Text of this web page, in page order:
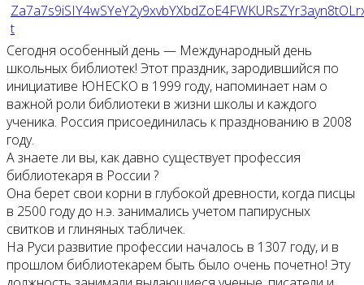
Сегодня особенный день — Международный день
школьных библиотек! Этот праздник, зародившийся по
инициативе ЮНЕСКО в 1999 году, напоминает нам о
важной роли библиотеки в жизни школы и каждого
ученика. Россия присоединилась к празднованию в 2008
году.
А знаете ли вы, как давно существует профессия
библиотекаря в России ?
Она берет свои корни в глубокой древности, когда писцы
в 2500 году до н.э. занимались учетом папирусных
свитков и глиняных табличек.
На Руси развитие профессии началось в 1307 году, и в
прошлом библиотекарем быть было очень почетно! Эту